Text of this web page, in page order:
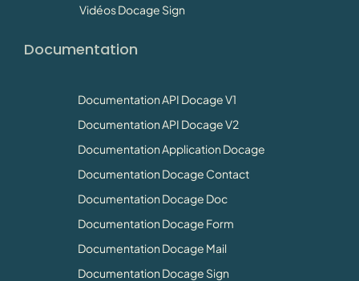
Vidéos Docage Sign
Documentation
Documentation API Docage V1
Documentation API Docage V2
Documentation Application Docage
Documentation Docage Contact
Documentation Docage Doc
Documentation Docage Form
Documentation Docage Mail
Documentation Docage Sign